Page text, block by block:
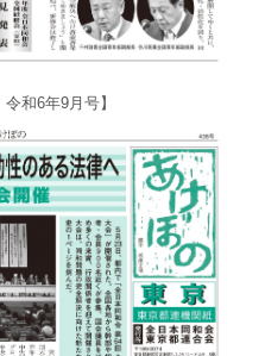
和6年9月号】